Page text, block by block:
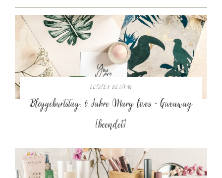
LETZTER BEITRAG
Bloggeburtstag: 6 Jahre Mary loves + Giveaway
[beendet]